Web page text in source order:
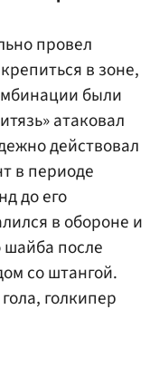
провел
в зоне,
были
атаковал
действовал
в периоде
до его
в обороне и
после
со штангой.
голкипер